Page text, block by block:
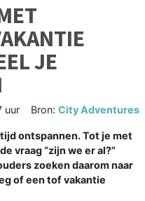
JE
uur Bron: City Adventures
ontspannen. Tot je met
vraag “zijn we er al?”
zoeken daarom naar
of een tof vakantie